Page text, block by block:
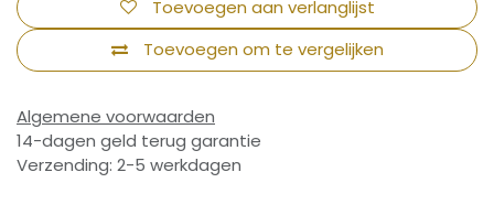
Toevoegen om te vergelijken
Toevoegen aan verlanglijst
Algemene voorwaarden
14-dagen geld terug garantie
Verzending: 2-5 werkdagen